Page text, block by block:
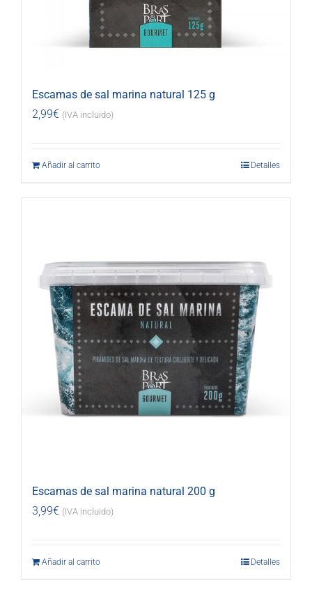
Escamas de sal marina natural 125 g
2,99€ (IVA incluido)
Añadir al carrito Detalles
Escamas de sal marina natural 200 g
3,99€ (IVA incluido)
Añadir al carrito Detalles